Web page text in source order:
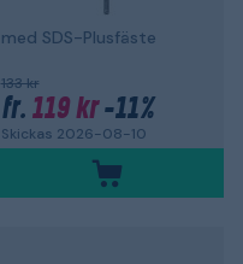
med SDS-Plusfäste
133 kr
fr. 119 kr-11%
Skickas 2026-08-10